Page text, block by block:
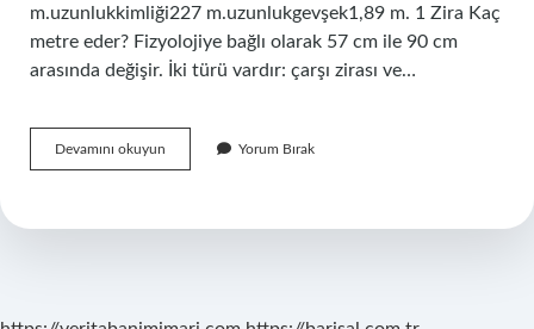
m.uzunlukkimliği227 m.uzunlukgevşek1,89 m. 1 Zira Kaç
metre eder? Fizyolojiye bağlı olarak 57 cm ile 90 cm
arasında değişir. İki türü vardır: çarşı zirası ve…
Devamını okuyun
Kaç
Yorum Bırak